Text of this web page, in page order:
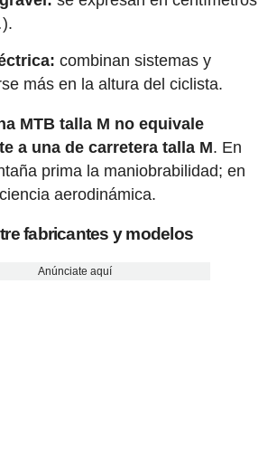
combinan sistemas y
más en la altura del ciclista.
MTB talla M no equivale
a una de carretera talla M. En
prima la maniobrabilidad; en
aerodinámica.
fabricantes y modelos
Anúnciate aquí